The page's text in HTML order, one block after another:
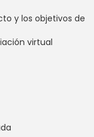
y los objetivos de
virtual